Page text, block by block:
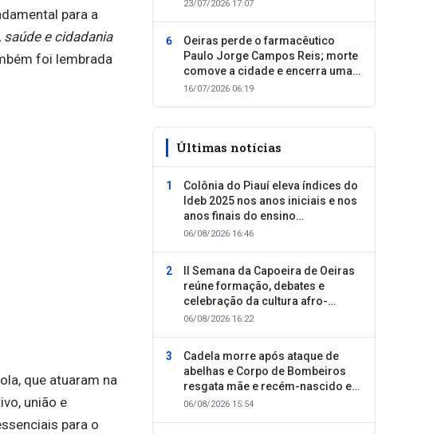
para a
e cidadania
foi lembrada
que atuaram na
união e
para o
23/07/2026 17:07
Oeiras perde o farmacêutico
Paulo Jorge Campos Reis; morte
comove a cidade e encerra uma
trajetória dedicada ao cuidado
16/07/2026 06:19
Últimas notícias
Colônia do Piauí eleva índices do
Ideb 2025 nos anos iniciais e nos
anos finais do ensino
fundamental
06/08/2026 16:46
II Semana da Capoeira de Oeiras
reúne formação, debates e
celebração da cultura afro-
brasileira
06/08/2026 16:22
Cadela morre após ataque de
abelhas e Corpo de Bombeiros
resgata mãe e recém-nascido em
Oeiras
06/08/2026 15:54